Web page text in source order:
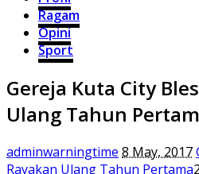
Ragam
Opini
Sport
Gereja Kuta City
Ulang Tahun
adminwarningtime 8 May, 2017
Rayakan Ulang Tahun Pertama